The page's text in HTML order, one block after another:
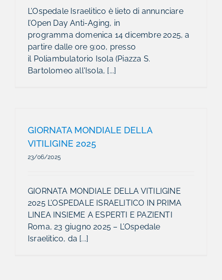
L’Ospedale Israelitico è lieto di annunciare
l’Open Day Anti-Aging, in
programma domenica 14 dicembre 2025, a
partire dalle ore 9:00, presso
il Poliambulatorio Isola (Piazza S.
Bartolomeo all'Isola, [...]
GIORNATA MONDIALE DELLA
VITILIGINE 2025
23/06/2025
GIORNATA MONDIALE DELLA VITILIGINE
2025 L’OSPEDALE ISRAELITICO IN PRIMA
LINEA INSIEME A ESPERTI E PAZIENTI
Roma, 23 giugno 2025 – L’Ospedale
Israelitico, da [...]